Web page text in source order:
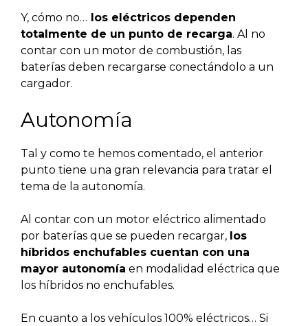
Y, cómo no… los eléctricos dependen
totalmente de un punto de recarga. Al no
contar con un motor de combustión, las
baterías deben recargarse conectándolo a un
cargador.
Autonomía
Tal y como te hemos comentado, el anterior
punto tiene una gran relevancia para tratar el
tema de la autonomía.
Al contar con un motor eléctrico alimentado
por baterías que se pueden recargar, los
híbridos enchufables cuentan con una
mayor autonomía en modalidad eléctrica que
los híbridos no enchufables.
En cuanto a los vehículos 100% eléctricos… Si